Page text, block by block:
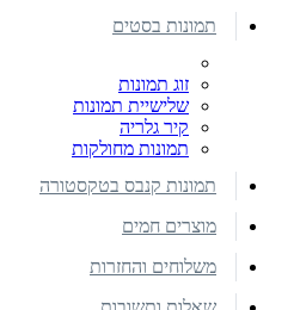
תמונות בסטים
זוג תמונות
שלישיית תמונות
קיר גלריה
תמונות מחולקות
תמונות קנבס בטקסטורה
מוצרים חמים
משלוחים והחזרות